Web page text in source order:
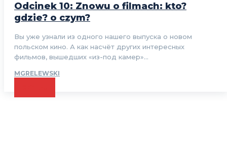
Odcinek 10: Znowu o filmach: kto?
gdzie? o czym?
Вы уже узнали из одного нашего выпуска о новом
польском кино. А как насчёт других интересных
фильмов, вышедших «из-под камер»...
MGRELEWSKI